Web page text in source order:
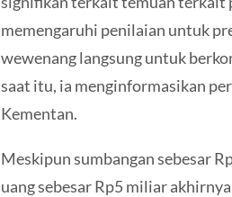
memengaruhi penilaian untuk
wewenang langsung untuk
saat itu, ia menginformasikan
Kementan.
Meskipun sumbangan sebesar
uang sebesar Rp5 miliar